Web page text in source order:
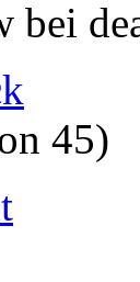
bei
45)